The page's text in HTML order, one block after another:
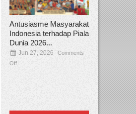
Antusiasme Masyarakat
Indonesia terhadap Piala
Dunia 2026...
Jun 27, 2026
Comments
Off